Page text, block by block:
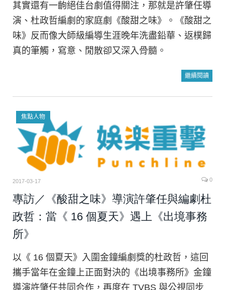
其實還有一齣絕佳台劇值得關注，那就是許肇任導
演、杜政哲編劇的家庭劇《酸甜之味》。《酸甜之
味》反而像大師級編導生涯晚年洗盡鉛華、返樸歸
真的筆觸，寫意、閒散卻又深入骨髓。
繼續閱讀
焦點人物
2017-03-17 0
專訪／《酸甜之味》導演許肇任與編劇杜
政哲：當《 16 個夏天》遇上《出境事務
所》
以《 16 個夏天》入圍金鐘編劇獎的杜政哲，這回
攜手當年在金鐘上正面對決的《出境事務所》金鐘
導演許肇任共同合作，再度在 TVBS 與公視同步